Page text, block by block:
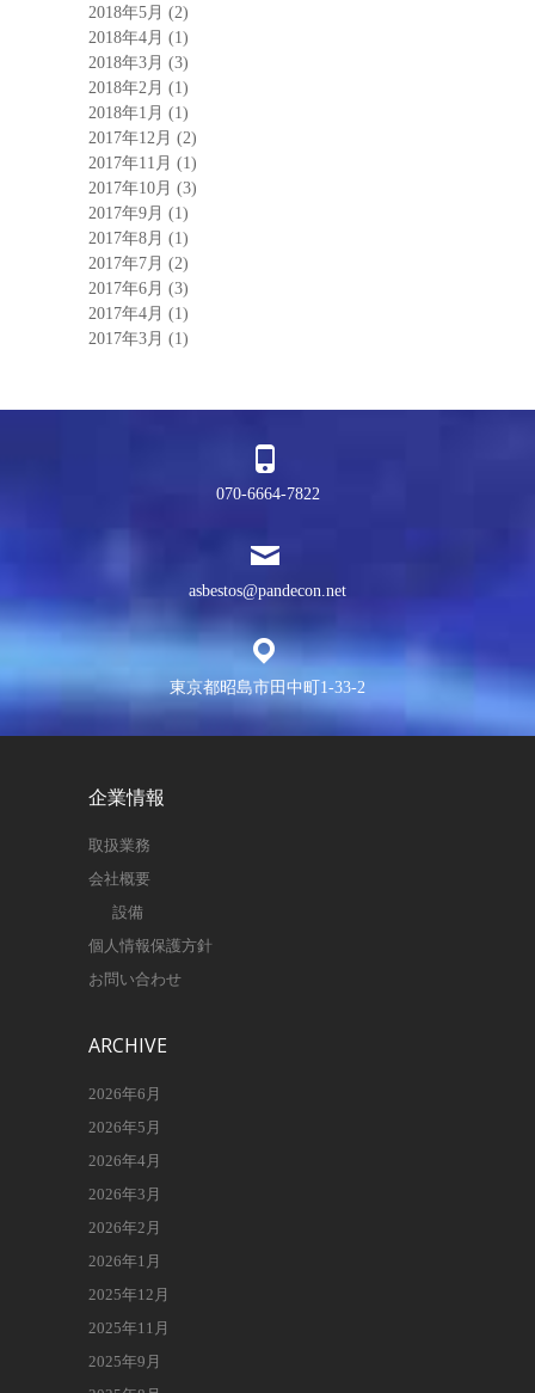
2018年5月 (2)
2018年4月 (1)
2018年3月 (3)
2018年2月 (1)
2018年1月 (1)
2017年12月 (2)
2017年11月 (1)
2017年10月 (3)
2017年9月 (1)
2017年8月 (1)
2017年7月 (2)
2017年6月 (3)
2017年4月 (1)
2017年3月 (1)
070-6664-7822
asbestos@pandecon.net
東京都昭島市田中町1-33-2
企業情報
取扱業務
会社概要
設備
個人情報保護方針
お問い合わせ
ARCHIVE
2026年6月
2026年5月
2026年4月
2026年3月
2026年2月
2026年1月
2025年12月
2025年11月
2025年9月